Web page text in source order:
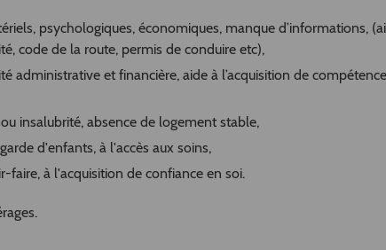
psychologiques, économiques, manque d’informations,
code de la route, permis de conduire etc),
administrative et financière, aide à l’acquisition de
insalubrité, absence de logement stable,
d'enfants, à l'accès aux soins,
faire, à l'acquisition de confiance en soi.